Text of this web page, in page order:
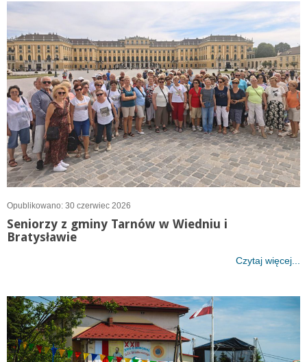
Opublikowano: 30 czerwiec 2026
Seniorzy z gminy Tarnów w Wiedniu i
Bratysławie
Czytaj więcej...